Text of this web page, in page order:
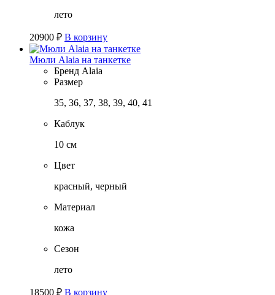
лето
20900 ₽ В корзину
Мюли Alaia на танкетке
Бренд Alaia
Размер
35, 36, 37, 38, 39, 40, 41
Каблук
10 см
Цвет
красный, черный
Материал
кожа
Сезон
лето
18500 ₽ В корзину